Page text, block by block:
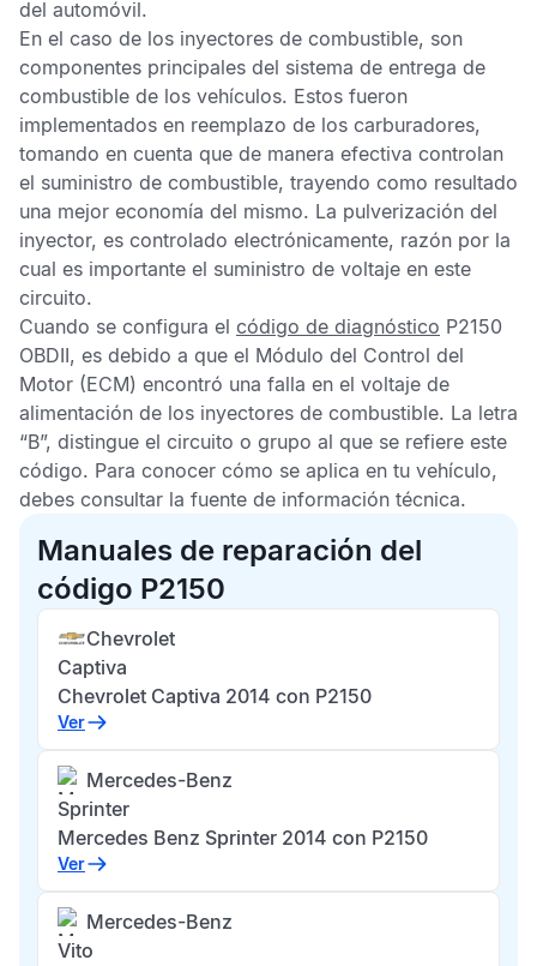
del automóvil.
En el caso de los inyectores de combustible, son
componentes principales del sistema de entrega de
combustible de los vehículos. Estos fueron
implementados en reemplazo de los carburadores,
tomando en cuenta que de manera efectiva controlan
el suministro de combustible, trayendo como resultado
una mejor economía del mismo. La pulverización del
inyector, es controlado electrónicamente, razón por la
cual es importante el suministro de voltaje en este
circuito.
Cuando se configura el código de diagnóstico P2150
OBDII, es debido a que el Módulo del Control del
Motor (ECM) encontró una falla en el voltaje de
alimentación de los inyectores de combustible. La letra
“B”, distingue el circuito o grupo al que se refiere este
código. Para conocer cómo se aplica en tu vehículo,
debes consultar la fuente de información técnica.
Manuales de reparación del
código P2150
Chevrolet
Captiva
Chevrolet Captiva 2014 con P2150
Ver
Mercedes-Benz
Sprinter
Mercedes Benz Sprinter 2014 con P2150
Ver
Mercedes-Benz
Vito